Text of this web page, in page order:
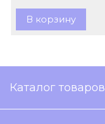
В корзину
Каталог товаров